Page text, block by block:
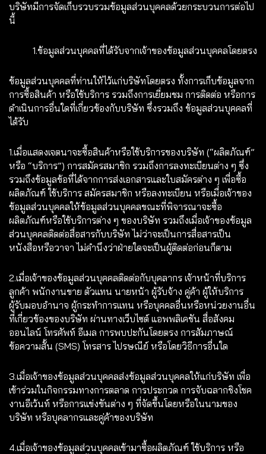
บริษัทมีการจัดเก็บรวบรวมข้อมูลส่วนบุคคลด้วยกระบวนการต่อไป
นี้
1.ข้อมูลส่วนบุคคลที่ได้รับจากเจ้าของข้อมูลส่วนบุคคลโดยตรง
ข้อมูลส่วนบุคคลที่ท่านให้ไว้แก่บริษัทโดยตรง ทั้งการเก็บข้อมูลจาก
การซื้อสินค้า หรือใช้บริการ รวมถึงการเยี่ยมชม การติดต่อ หรือการ
ดำเนินการอื่นใดที่เกี่ยวข้องกับบริษัท ซึ่งรวมถึง ข้อมูลส่วนบุคคลที่
ได้รับ
1.เมื่อแสดงเจตนาจะซื้อสินค้าหรือใช้บริการของบริษัท (“ผลิตภัณฑ์”
หรือ “บริการ”) การสมัครสมาชิก รวมถึงการลงทะเบียนต่าง ๆ ซึ่ง
รวมถึงข้อมูลข้อที่ได้จากการส่งเอกสารและใบสมัครต่าง ๆ เพื่อซื้อ
ผลิตภัณฑ์ ใช้บริการ สมัครสมาชิก หรือลงทะเบียน หรือเมื่อเจ้าของ
ข้อมูลส่วนบุคคลให้ข้อมูลส่วนบุคคลขณะที่พิจารณาจะซื้อ
ผลิตภัณฑ์หรือใช้บริการต่าง ๆ ของบริษัท รวมถึงเมื่อเจ้าของข้อมูล
ส่วนบุคคลติดต่อสื่อสารกับบริษัท ไม่ว่าจะเป็นการสื่อสารเป็น
หนังสือหรือวาจา ไม่คำนึงว่าฝ่ายใดจะเป็นผู้ติดต่อก่อนก็ตาม
2.เมื่อเจ้าของข้อมูลส่วนบุคคลติดต่อกับบุคลากร เจ้าหน้าที่บริการ
ลูกค้า พนักงานขาย ตัวแทน นายหน้า ผู้รับจ้าง คู่ค้า ผู้ให้บริการ
ผู้รับมอบอำนาจ ผู้กระทำการแทน หรือบุคคลอื่นหรือหน่วยงานอื่น
ที่เกี่ยวข้องของบริษัท ผ่านทางเว็บไซต์ แอพพลิเคชัน สื่อสังคม
ออนไลน์ โทรศัพท์ อีเมล การพบปะกันโดยตรง การสัมภาษณ์
ข้อความสั้น (SMS) โทรสาร ไปรษณีย์ หรือโดยวิธีการอื่นใด
3.เมื่อเจ้าของข้อมูลส่วนบุคคลส่งข้อมูลส่วนบุคคลให้แก่บริษัท เพื่อ
เข้าร่วมในกิจกรรมทางการตลาด การประกวด การจับฉลากชิงโชค
งานอีเว้นท์ หรือการแข่งขันต่าง ๆ ที่จัดขึ้นโดยหรือในนามของ
บริษัท หรือบุคลากรและคู่ค้าของบริษัท
4.เมื่อเจ้าของข้อมูลส่วนบุคคลเข้ามาซื้อผลิตภัณฑ์ ใช้บริการ หรือ